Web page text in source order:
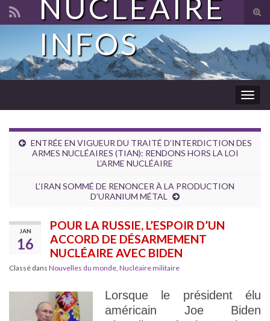
Search for:
NUCLÉAIRE
INFOS
ENTRÉE EN VIGUEUR DU TRAITÉ D’INTERDICTION DES
ARMES NUCLÉAIRES (TIAN): RENDONS HORS LA LOI
L’ARME NUCLÉAIRE
L’IRAN SOMMÉ DE RENONCER À LA PRODUCTION
D’URANIUM MÉTAL
JAN
16
POUR LA RUSSIE, L’ESPOIR D’UN
ACCORD DE DÉSARMEMENT
NUCLÉAIRE AVEC BIDEN
Classé dans Nouvelles du monde, Nucléaire militaire
Lorsque le président élu
américain Joe Biden